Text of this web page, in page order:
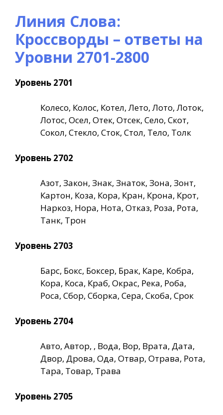
Линия Слова:
Кроссворды – ответы на
Уровни 2701-2800
Уровень 2701
Колесо, Колос, Котел, Лето, Лото, Лоток,
Лотос, Осел, Отек, Отсек, Село, Скот,
Сокол, Стекло, Сток, Стол, Тело, Толк
Уровень 2702
Азот, Закон, Знак, Знаток, Зона, Зонт,
Картон, Коза, Кора, Кран, Крона, Крот,
Наркоз, Нора, Нота, Отказ, Роза, Рота,
Танк, Трон
Уровень 2703
Барс, Бокс, Боксер, Брак, Каре, Кобра,
Кора, Коса, Краб, Окрас, Река, Роба,
Роса, Сбор, Сборка, Сера, Скоба, Срок
Уровень 2704
Авто, Автор, , Вода, Вор, Врата, Дата,
Двор, Дрова, Ода, Отвар, Отрава, Рота,
Тара, Товар, Трава
Уровень 2705